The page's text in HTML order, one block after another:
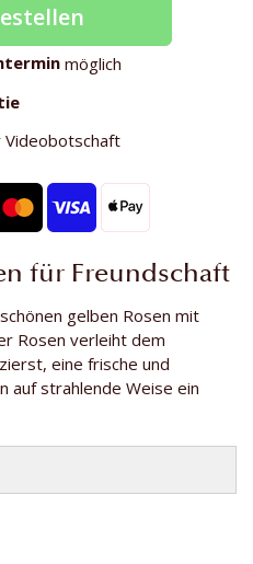
möglich
für Freundschaft
gelben Rosen mit
Rosen verleiht dem
eine frische und
auf strahlende Weise ein